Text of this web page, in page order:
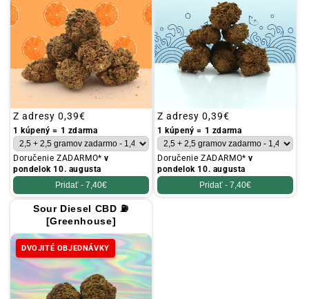
Obvyklá
cena
Z adresy 0,39€
1 kúpený = 1 zdarma
Doručenie ZADARMO*v
pondelok 10. augusta
Pridať - 7,40€
Obvyklá
cena
Z adresy 0,39€
1 kúpený = 1 zdarma
Doručenie ZADARMO*v
pondelok 10. augusta
Pridať - 7,40€
Sour Diesel CBD ⛽
[Greenhouse]
DVOJITÉ OBJEDNÁVKY